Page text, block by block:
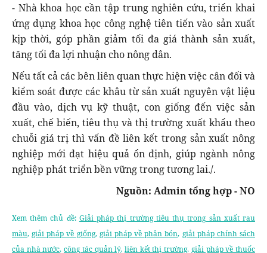
- Nhà khoa học cần tập trung nghiên cứu, triển khai
ứng dụng khoa học công nghệ tiên tiến vào sản xuất
kịp thời, góp phần giảm tối đa giá thành sản xuất,
tăng tối đa lợi nhuận cho nông dân.
Nếu tất cả các bên liên quan thực hiện việc cân đối và
kiểm soát được các khâu từ sản xuất nguyên vật liệu
đầu vào, dịch vụ kỹ thuật, con giống đến việc sản
xuất, chế biến, tiêu thụ và thị trường xuất khẩu theo
chuỗi giá trị thì vấn đề liên kết trong sản xuất nông
nghiệp mới đạt hiệu quả ổn định, giúp ngành nông
nghiệp phát triển bền vững trong tương lai./.
Nguồn: Admin tổng hợp - NO
Xem thêm chủ đề: Giải pháp thị trường tiêu thụ trong sản xuất rau
màu,giải pháp về giống, giải pháp về phân bón, giải pháp chính sách
của nhà nước,công tác quản lý,liên kết thị trường, giải pháp về thuốc